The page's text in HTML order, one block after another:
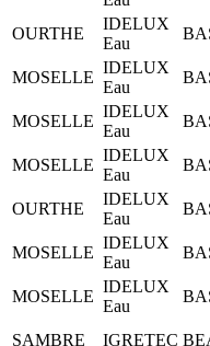
OURTHE
IDELUX
Eau
MOSELLE
IDELUX
Eau
MOSELLE
IDELUX
Eau
MOSELLE
IDELUX
Eau
OURTHE
IDELUX
Eau
MOSELLE
IDELUX
Eau
MOSELLE
IDELUX
Eau
SAMBRE IGRETEC